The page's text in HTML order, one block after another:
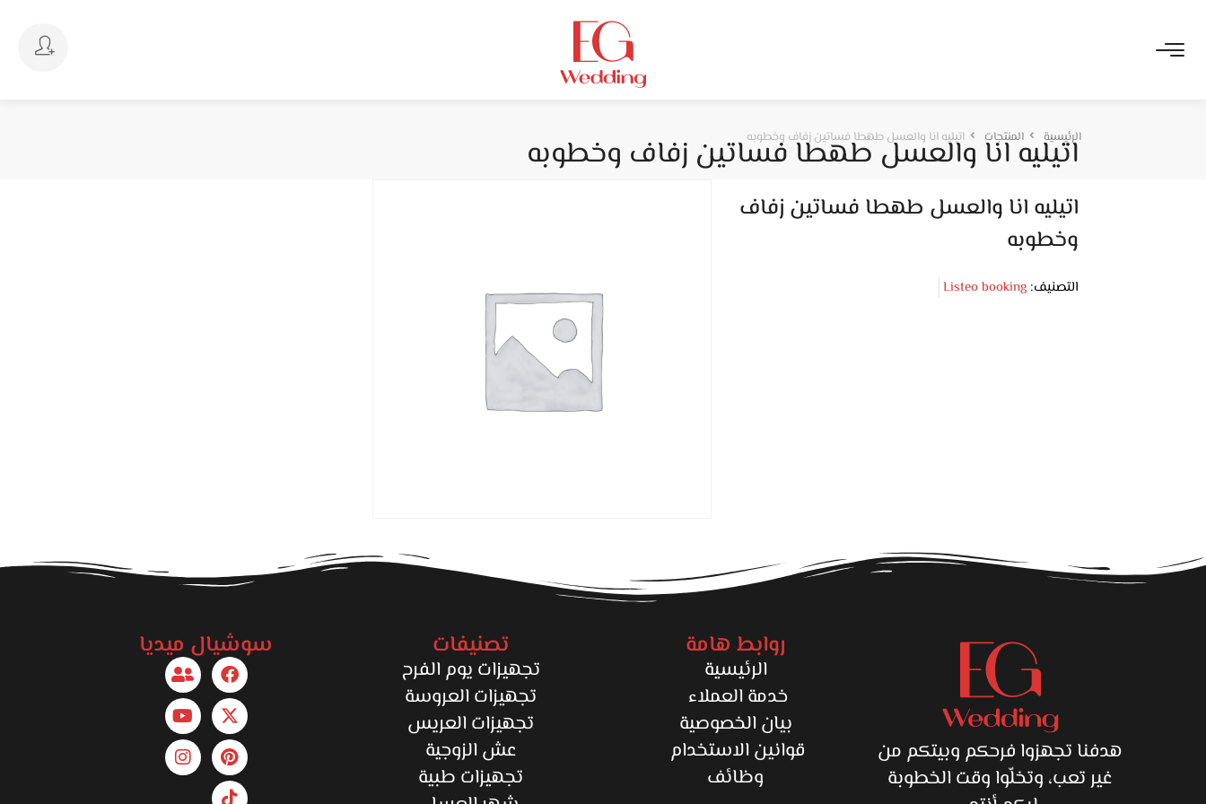
اتيليه انا والعسل طهطا فساتين زفاف وخطوبه
الرئيسية المنتجات اتيليه انا والعسل طهطا فساتين زفاف وخطوبه
اتيليه انا والعسل طهطا فساتين زفاف
وخطوبه
التصنيف: Listeo booking
هدفنا تجهزوا فرحكم وبيتكم من
غير تعب، وتخلّوا وقت الخطوبة
روابط هامة
الرئيسية
خدمة العملاء
بيان الخصوصية
قوانين الاستخدام
وظائف
تصنيفات
تجهيزات يوم الفرح
تجهيزات العروسة
تجهيزات العريس
عش الزوجية
تجهيزات طبية
سوشيال ميديا